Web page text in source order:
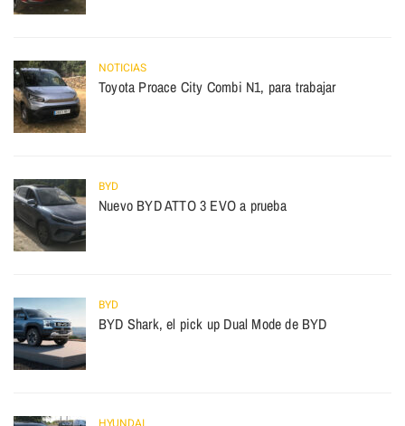
NOTICIAS
Toyota Proace City Combi N1, para trabajar
BYD
Nuevo BYD ATTO 3 EVO a prueba
BYD
BYD Shark, el pick up Dual Mode de BYD